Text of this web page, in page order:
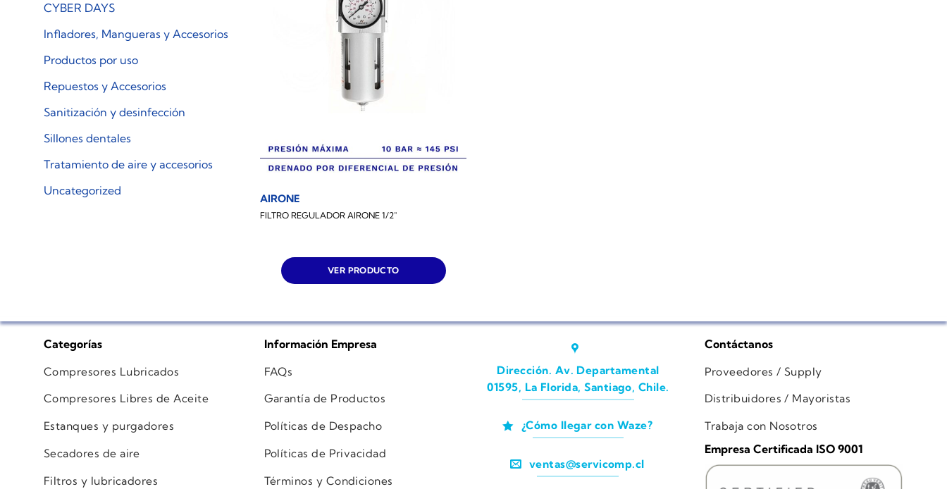
CYBER DAYS
Infladores, Mangueras y Accesorios
Productos por uso
Repuestos y Accesorios
Sanitización y desinfección
Sillones dentales
Tratamiento de aire y accesorios
Uncategorized
AIRONE
FILTRO REGULADOR AIRONE 1/2″
VER PRODUCTO
Categorías
Compresores Lubricados
Compresores Libres de Aceite
Estanques y purgadores
Secadores de aire
Filtros y lubricadores
Información Empresa
FAQs
Garantía de Productos
Políticas de Despacho
Políticas de Privacidad
Términos y Condiciones
Dirección. Av. Departamental
01595, La Florida, Santiago, Chile.
¿Cómo llegar con Waze?
ventas@servicomp.cl
Contáctanos
Proveedores / Supply
Distribuidores / Mayoristas
Trabaja con Nosotros
Empresa Certificada ISO 9001